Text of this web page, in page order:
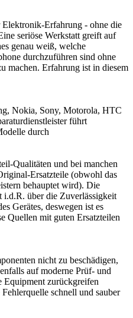
Erfahrung - ohne die
seriöse Werkstatt greift auf
genau weiß, welche
durchzuführen sind ohne
machen. Erfahrung ist in diesem
Nokia, Sony, Motorola, HTC
führt
durch
Qualitäten und bei manchen
Ersatzteile (obwohl das
behauptet wird). Die
i.d.R. über die Zuverlässigkeit
Gerätes, deswegen ist es
Quellen mit guten Ersatzteilen
nicht zu beschädigen,
auf moderne Prüf- und
Equipment zurückgreifen
schnell und sauber